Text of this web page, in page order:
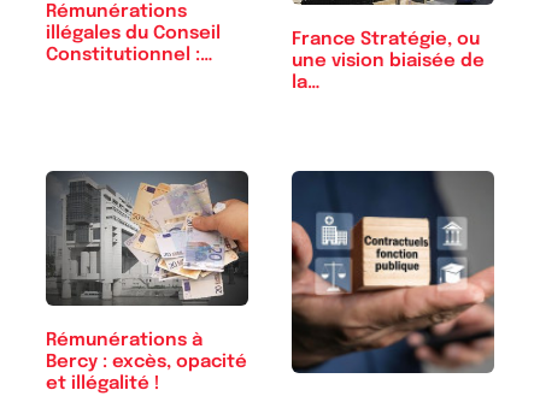
Rémunérations
illégales du Conseil
Constitutionnel :…
France Stratégie, ou
une vision biaisée de
la…
Rémunérations à
Bercy : excès, opacité
et illégalité !